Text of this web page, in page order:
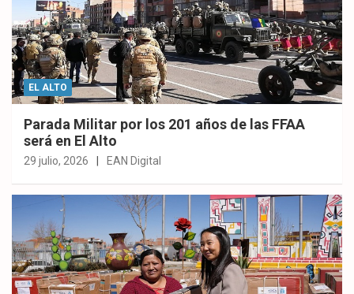
EL ALTO
Parada Militar por los 201 años de las FFAA
será en El Alto
29 julio, 2026 EAN Digital